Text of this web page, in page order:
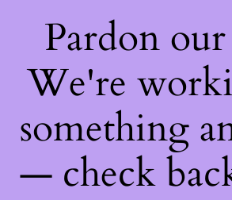
Pardon
We're
something
— check